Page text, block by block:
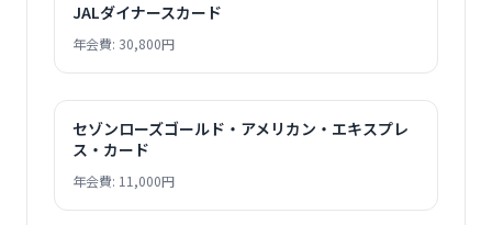
JALダイナースカード
年会費: 30,800円
セゾンローズゴールド・アメリカン・エキスプレ
ス・カード
年会費: 11,000円